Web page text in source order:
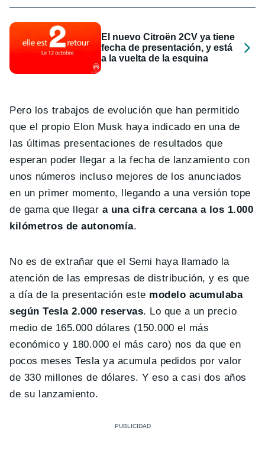
El nuevo Citroën 2CV ya tiene
fecha de presentación, y está
a la vuelta de la esquina
Pero los trabajos de evolución que han permitido
que el propio Elon Musk haya indicado en una de
las últimas presentaciones de resultados que
esperan poder llegar a la fecha de lanzamiento con
unos números incluso mejores de los anunciados
en un primer momento, llegando a una versión tope
de gama que llegar a una cifra cercana a los 1.000
kilómetros de autonomía.
No es de extrañar que el Semi haya llamado la
atención de las empresas de distribución, y es que
a día de la presentación este modelo acumulaba
según Tesla 2.000 reservas. Lo que a un precio
medio de 165.000 dólares (150.000 el más
económico y 180.000 el más caro) nos da que en
pocos meses Tesla ya acumula pedidos por valor
de 330 millones de dólares. Y eso a casi dos años
de su lanzamiento.